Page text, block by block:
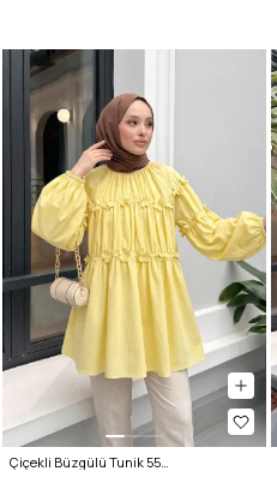
Çiçekli Büzgülü Tunik 5501 - SARI